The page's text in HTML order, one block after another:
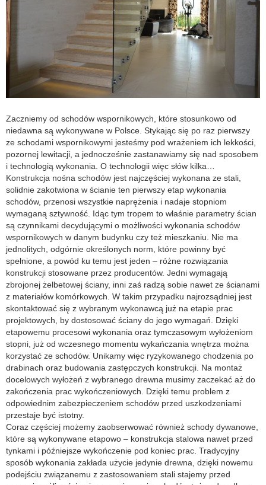
Zaczniemy od schodów wspornikowych, które stosunkowo od
niedawna są wykonywane w Polsce. Stykając się po raz pierwszy
ze schodami wspornikowymi jesteśmy pod wrażeniem ich lekkości,
pozornej lewitacji, a jednocześnie zastanawiamy się nad sposobem
i technologią wykonania. O technologii więc słów kilka…
Konstrukcja nośna schodów jest najczęściej wykonana ze stali,
solidnie zakotwiona w ścianie ten pierwszy etap wykonania
schodów, przenosi wszystkie naprężenia i nadaje stopniom
wymaganą sztywność. Idąc tym tropem to właśnie parametry ścian
są czynnikami decydującymi o możliwości wykonania schodów
wspornikowych w danym budynku czy też mieszkaniu. Nie ma
jednolitych, odgórnie określonych norm, które powinny być
spełnione, a powód ku temu jest jeden – różne rozwiązania
konstrukcji stosowane przez producentów. Jedni wymagają
zbrojonej żelbetowej ściany, inni zaś radzą sobie nawet ze ścianami
z materiałów komórkowych. W takim przypadku najrozsądniej jest
skontaktować się z wybranym wykonawcą już na etapie prac
projektowych, by dostosować ściany do jego wymagań. Dzięki
etapowemu procesowi wykonania oraz tymczasowym wyłożeniom
stopni, już od wczesnego momentu wykańczania wnętrza można
korzystać ze schodów. Unikamy więc ryzykowanego chodzenia po
drabinach oraz budowania zastępczych konstrukcji. Na montaż
docelowych wyłożeń z wybranego drewna musimy zaczekać aż do
zakończenia prac wykończeniowych. Dzięki temu problem z
odpowiednim zabezpieczeniem schodów przed uszkodzeniami
przestaje być istotny.
Coraz częściej możemy zaobserwować również schody dywanowe,
które są wykonywane etapowo – konstrukcja stalowa nawet przed
tynkami i późniejsze wykończenie pod koniec prac. Tradycyjny
sposób wykonania zakłada użycie jedynie drewna, dzięki nowemu
podejściu związanemu z zastosowaniem stali stajemy przed